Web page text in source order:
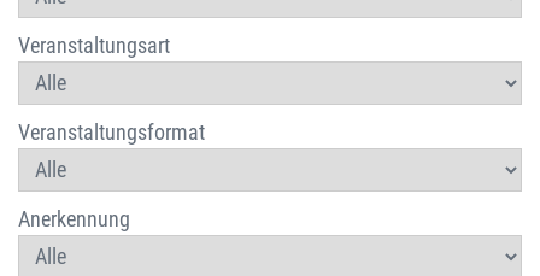
Veranstaltungsart
Veranstaltungsformat
Anerkennung